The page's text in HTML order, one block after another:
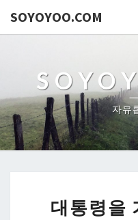
SOYOYOO.COM
자유
대통령을